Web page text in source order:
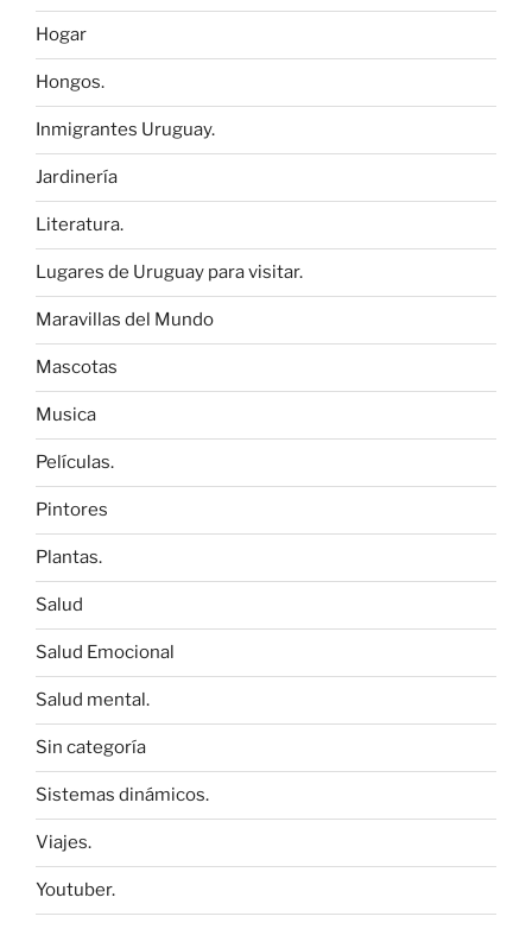
Hogar
Hongos.
Inmigrantes Uruguay.
Jardinería
Literatura.
Lugares de Uruguay para visitar.
Maravillas del Mundo
Mascotas
Musica
Películas.
Pintores
Plantas.
Salud
Salud Emocional
Salud mental.
Sin categoría
Sistemas dinámicos.
Viajes.
Youtuber.